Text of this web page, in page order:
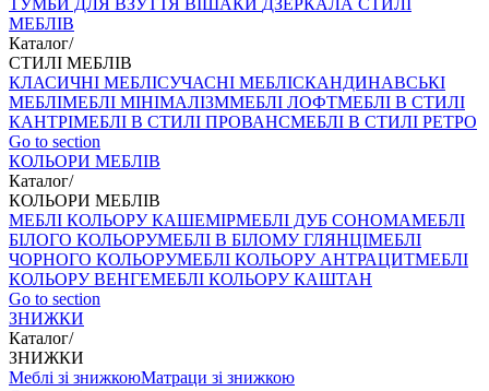
ТУМБИ ДЛЯ ВЗУТТЯ ВІШАКИ ДЗЕРКАЛА СТИЛІ
МЕБЛІВ
Каталог/
СТИЛІ МЕБЛІВ
КЛАСИЧНІ МЕБЛІСУЧАСНІ МЕБЛІСКАНДИНАВСЬКІ
МЕБЛІМЕБЛІ МІНІМАЛІЗММЕБЛІ ЛОФТМЕБЛІ В СТИЛІ
КАНТРІМЕБЛІ В СТИЛІ ПРОВАНСМЕБЛІ В СТИЛІ РЕТРО
Go to section
КОЛЬОРИ МЕБЛІВ
Каталог/
КОЛЬОРИ МЕБЛІВ
МЕБЛІ КОЛЬОРУ КАШЕМІРМЕБЛІ ДУБ СОНОМАМЕБЛІ
БІЛОГО КОЛЬОРУМЕБЛІ В БІЛОМУ ГЛЯНЦІМЕБЛІ
ЧОРНОГО КОЛЬОРУМЕБЛІ КОЛЬОРУ АНТРАЦИТМЕБЛІ
КОЛЬОРУ ВЕНГЕМЕБЛІ КОЛЬОРУ КАШТАН
Go to section
ЗНИЖКИ
Каталог/
ЗНИЖКИ
Меблі зі знижкоюМатраци зі знижкою